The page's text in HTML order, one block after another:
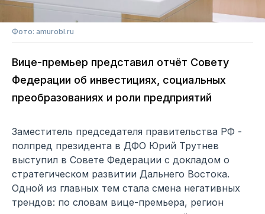
Фото: amurobl.ru
Вице-премьер представил отчёт Совету
Федерации об инвестициях, социальных
преобразованиях и роли предприятий
Заместитель председателя правительства РФ -
полпред президента в ДФО Юрий Трутнев
выступил в Совете Федерации с докладом о
стратегическом развитии Дальнего Востока.
Одной из главных тем стала смена негативных
трендов: по словам вице-премьера, регион